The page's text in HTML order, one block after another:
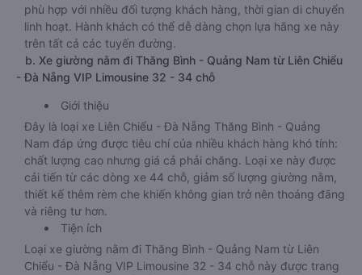
phù hợp với nhiều đối tượng khách hàng, thời gian di chuyển
linh hoạt. Hành khách có thể dễ dàng chọn lựa hãng xe này
trên tất cả các tuyến đường.
b. Xe giường nằm đi Thăng Bình - Quảng Nam từ Liên Chiểu
- Đà Nẵng VIP Limousine 32 - 34 chỗ
Giới thiệu
Đây là loại xe Liên Chiểu - Đà Nẵng Thăng Bình - Quảng
Nam đáp ứng được tiêu chí của nhiều khách hàng khó tính:
chất lượng cao nhưng giá cả phải chăng. Loại xe này được
cải tiến từ các dòng xe 44 chỗ, giảm số lượng giường nằm,
thiết kế thêm rèm che khiến không gian trở nên thoáng đãng
và riêng tư hơn.
Tiện ích
Loại xe giường nằm đi Thăng Bình - Quảng Nam từ Liên
Chiểu - Đà Nẵng VIP Limousine 32 - 34 chỗ này được trang